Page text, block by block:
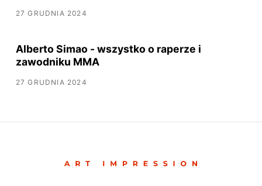
27 GRUDNIA 2024
Alberto Simao - wszystko o raperze i
zawodniku MMA
27 GRUDNIA 2024